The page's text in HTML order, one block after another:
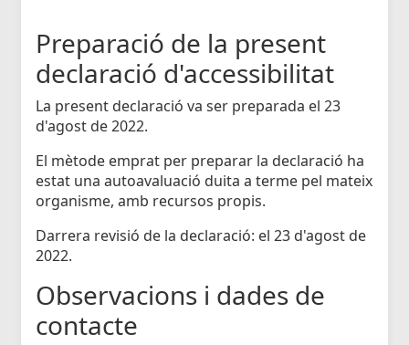
Preparació de la present
declaració d'accessibilitat
La present declaració va ser preparada el 23
d'agost de 2022.
El mètode emprat per preparar la declaració ha
estat una autoavaluació duita a terme pel mateix
organisme, amb recursos propis.
Darrera revisió de la declaració: el 23 d'agost de
2022.
Observacions i dades de
contacte